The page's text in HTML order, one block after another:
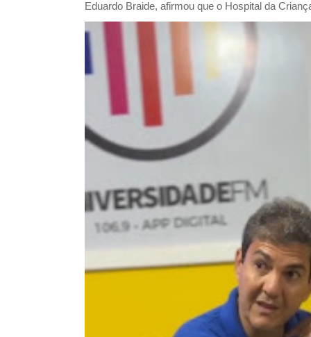
Eduardo Braide, afirmou que o Hospital da